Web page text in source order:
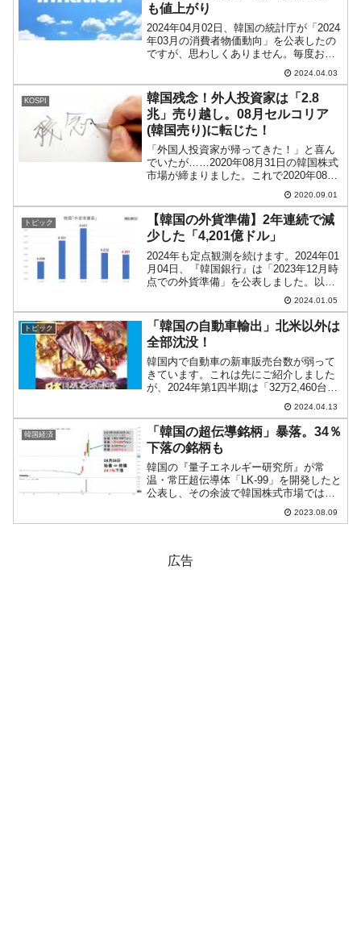
も値上がり
2024年04月02日、韓国の統計庁が「2024
年03月の消費者物価動向」を公表したの
ですが、思わしくありません。毎度おな
じみですが、概要は以下です。インフレ
率（対前年同月比）：+3.1％食料価格お
よびエネルギー価格を除く※：+2.4％※
い...
2024.04.03
KOSPI
韓国残念！外人投資家は「2.8
兆」売り越し。08月セルコリア
(韓国売り)に転じた！
「外国人投資家が帰ってきた！」と喜ん
でいたが……2020年08月31日の韓国株式
市場が締まりました。これで2020年08月
の株式市場は決着です。韓国メディアで
は、07月には外国人投資家が「買い越
し」に転じたことで「外国人が帰ってき
た」と喜ん...
2020.09.01
トピック
【韓国の外貨準備】2年連続で減
少した「4,201億ドル」
2024年も定点観測を続けます。2024年01
月04日、『韓国銀行』は「2023年12月時
点での外貨準備」を公表しました。以下
です。2023年12月外貨準備高：4,201億
ドル（約60兆2,507億円）※(前月比：+31
億ドル)＜＜内訳＞＞...
2024.01.05
トピック
「韓国の自動車輸出」北米以外は
全部沈没！
韓国内で自動車の新車販売台数が弱って
きています。これは先にご紹介しました
が、2024年第1四半期は「32万2,460台」
で、2013年以降で過去最低水準規模に落
ち込んでいます（2013年1Qは32万1,420
台」。問題は輸出台数も弱体化して...
2024.04.13
韓国経済
「韓国の超伝導銘柄」暴落。34％
下落の銘柄も
韓国の『量子エネルギー研究所』が常
温・常圧超伝導体「LK-99」を開発したと
公表し、その余波で韓国株式市場では
「超伝導体銘柄」（なるものの）株価が
急騰しました。先にご紹介したとおり、
2023.08.09
広告